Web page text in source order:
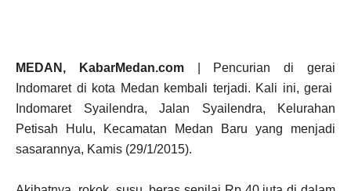
MEDAN, KabarMedan.com| Pencurian di gerai
Indomaret di kota Medan kembali terjadi. Kali ini, gerai
Indomaret Syailendra, Jalan Syailendra, Kelurahan
Petisah Hulu, Kecamatan Medan Baru yang menjadi
sasarannya, Kamis (29/1/2015).